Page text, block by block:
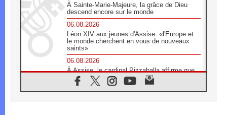
À Sainte-Marie-Majeure, la grâce de Dieu
descend encore sur le monde
06.08.2026
Léon XIV aux jeunes d'Assise: «l'Europe et
le monde cherchent en vous de nouveaux
saints»
06.08.2026
À Assise, le cardinal Pizzaballa affirme que
«les chrétiens veulent la paix»
06.08.2026